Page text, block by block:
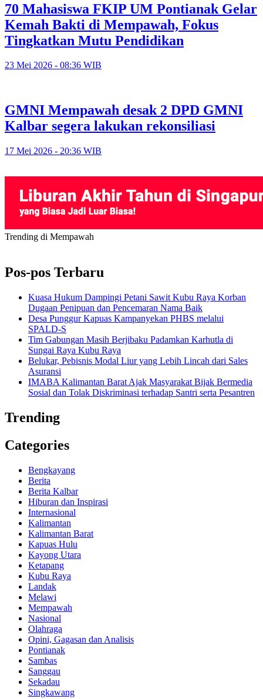
70 Mahasiswa FKIP UM Pontianak Gelar
Kemah Bakti di Mempawah, Fokus
Tingkatkan Mutu Pendidikan
23 Mei 2026 - 08:36 WIB
GMNI Mempawah desak 2 DPD GMNI
Kalbar segera lakukan rekonsiliasi
17 Mei 2026 - 20:36 WIB
Trending di Mempawah
Pos-pos Terbaru
Kuasa Hukum Dampingi Petani Sawit Kubu Raya Korban
Dugaan Penipuan dan Pencemaran Nama Baik
Desa Punggur Kapuas Kampanyekan PHBS melalui
SPALD-S
Tim Gabungan Masih Berjibaku Padamkan Karhutla di
Sungai Raya Kubu Raya
Belukar, Pebisnis Modal Liur yang Lebih Lincah dari Sales
Asuransi
IMABA Kalimantan Barat Ajak Masyarakat Bijak Bermedia
Sosial dan Tolak Diskriminasi terhadap Santri serta Pesantren
Trending
Categories
Bengkayang
Berita
Berita Kalbar
Hiburan dan Inspirasi
Internasional
Kalimantan
Kalimantan Barat
Kapuas Hulu
Kayong Utara
Ketapang
Kubu Raya
Landak
Melawi
Mempawah
Nasional
Olahraga
Opini, Gagasan dan Analisis
Pontianak
Sambas
Sanggau
Sekadau
Singkawang